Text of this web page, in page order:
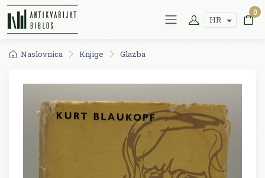
HR
0
Naslovnica Knjige Glazba